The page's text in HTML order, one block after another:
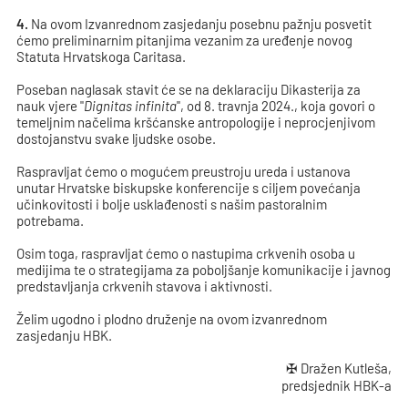
4. Na ovom Izvanrednom zasjedanju posebnu pažnju posvetit
ćemo preliminarnim pitanjima vezanim za uređenje novog
Statuta Hrvatskoga Caritasa.
Poseban naglasak stavit će se na deklaraciju Dikasterija za
nauk vjere "Dignitas infinita", od 8. travnja 2024., koja govori o
temeljnim načelima kršćanske antropologije i neprocjenjivom
dostojanstvu svake ljudske osobe.
Raspravljat ćemo o mogućem preustroju ureda i ustanova
unutar Hrvatske biskupske konferencije s ciljem povećanja
učinkovitosti i bolje usklađenosti s našim pastoralnim
potrebama.
Osim toga, raspravljat ćemo o nastupima crkvenih osoba u
medijima te o strategijama za poboljšanje komunikacije i javnog
predstavljanja crkvenih stavova i aktivnosti.
Želim ugodno i plodno druženje na ovom izvanrednom
zasjedanju HBK.
✠ Dražen Kutleša,
predsjednik HBK-a